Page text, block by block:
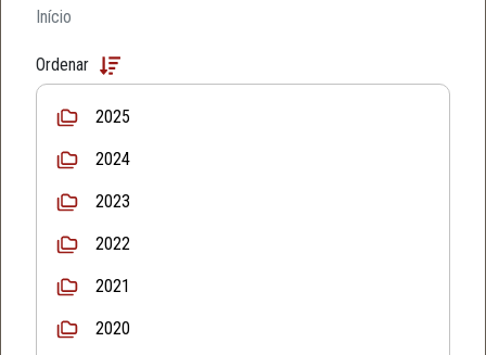
Início
Ordenar
2025
2024
2023
2022
2021
2020